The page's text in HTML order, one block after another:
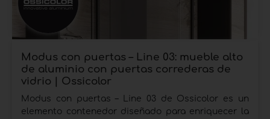
Modus con puertas – Line 03: mueble alto
de aluminio con puertas correderas de
vidrio | Ossicolor
Modus con puertas – Line 03 de Ossicolor es un
elemento contenedor diseñado para enriquecer la